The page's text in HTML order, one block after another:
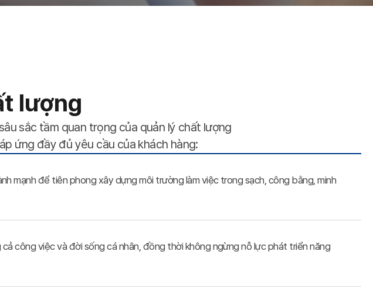
lượng
sắc tầm quan trọng của quản lý chất lượng
ứng đầy đủ yêu cầu của khách hàng:
mạnh để tiên phong xây dựng môi trường làm việc trong sạch, công bằng, minh
công việc và đời sống cá nhân, đồng thời không ngừng nỗ lực phát triển năng